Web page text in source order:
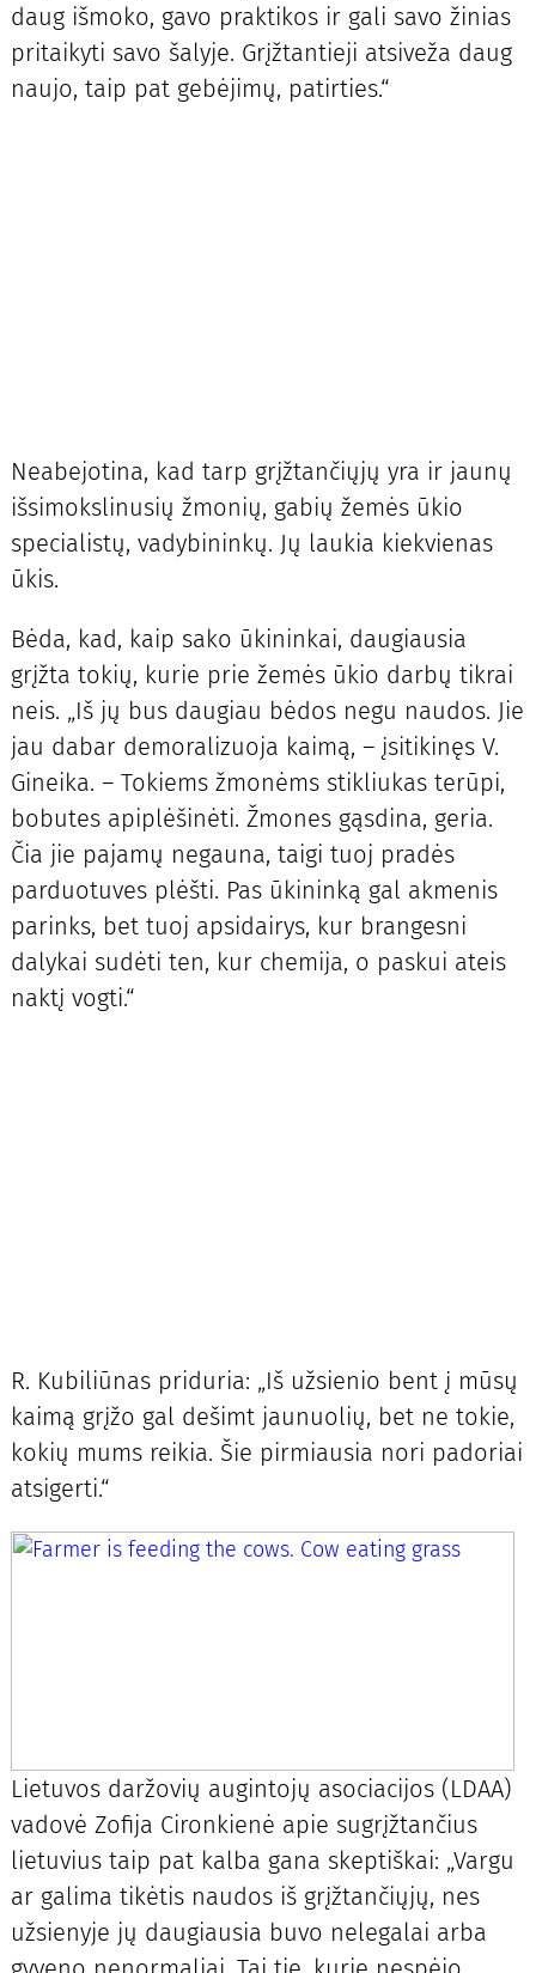
daug išmoko, gavo praktikos ir gali savo žinias
pritaikyti savo šalyje. Grįžtantieji atsiveža daug
naujo, taip pat gebėjimų, patirties.“
Neabejotina, kad tarp grįžtančiųjų yra ir jaunų
išsimokslinusių žmonių, gabių žemės ūkio
specialistų, vadybininkų. Jų laukia kiekvienas
ūkis.
Bėda, kad, kaip sako ūkininkai, daugiausia
grįžta tokių, kurie prie žemės ūkio darbų tikrai
neis. „Iš jų bus daugiau bėdos negu naudos. Jie
jau dabar demoralizuoja kaimą, – įsitikinęs V.
Gineika. – Tokiems žmonėms stikliukas terūpi,
bobutes apiplėšinėti. Žmones gąsdina, geria.
Čia jie pajamų negauna, taigi tuoj pradės
parduotuves plėšti. Pas ūkininką gal akmenis
parinks, bet tuoj apsidairys, kur brangesni
dalykai sudėti ten, kur chemija, o paskui ateis
naktį vogti.“
R. Kubiliūnas priduria: „Iš užsienio bent į mūsų
kaimą grįžo gal dešimt jaunuolių, bet ne tokie,
kokių mums reikia. Šie pirmiausia nori padoriai
atsigerti.“
Lietuvos daržovių augintojų asociacijos (LDAA)
vadovė Zofija Cironkienė apie sugrįžtančius
lietuvius taip pat kalba gana skeptiškai: „Vargu
ar galima tikėtis naudos iš grįžtančiųjų, nes
užsienyje jų daugiausia buvo nelegalai arba